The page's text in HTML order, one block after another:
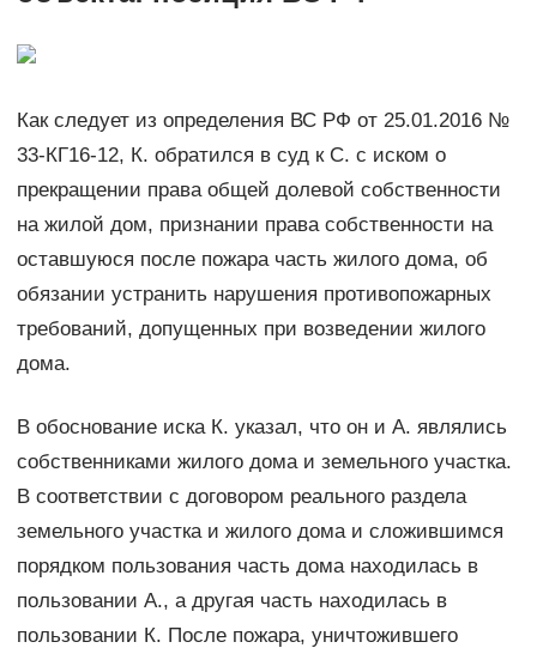
Как следует из определения ВС РФ от 25.01.2016 №
33-КГ16-12, К. обратился в суд к С. с иском о
прекращении права общей долевой собственности
на жилой дом, признании права собственности на
оставшуюся после пожара часть жилого дома, об
обязании устранить нарушения противопожарных
требований, допущенных при возведении жилого
дома.
В обоснование иска К. указал, что он и А. являлись
собственниками жилого дома и земельного участка.
В соответствии с договором реального раздела
земельного участка и жилого дома и сложившимся
порядком пользования часть дома находилась в
пользовании А., а другая часть находилась в
пользовании К. После пожара, уничтожившего